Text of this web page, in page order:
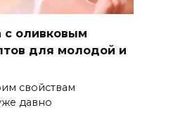
с оливковым
для молодой и
свойствам
давно